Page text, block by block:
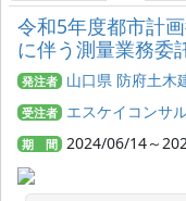
令和5年度都市計
に伴う測量業務
発注者 山口県 防府土木
受注者 エスケイコンサ
期 間 2024/06/14～